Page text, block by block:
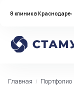
8 клиник в Краснодаре:
Главная Портфолио